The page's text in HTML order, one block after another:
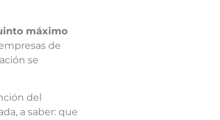
máximo
de
se
del
a saber: que